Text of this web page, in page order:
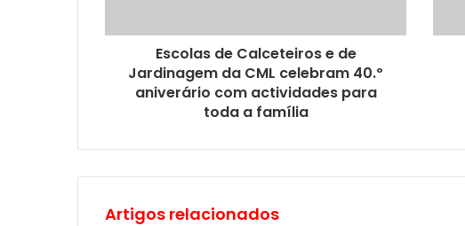
Escolas de Calceteiros e de
Jardinagem da CML celebram 40.º
aniverário com actividades para
toda a família
Artigos relacionados